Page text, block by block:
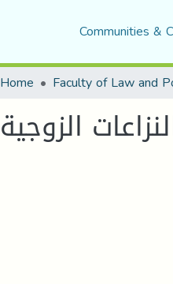
Communities &
Home
الزوجية